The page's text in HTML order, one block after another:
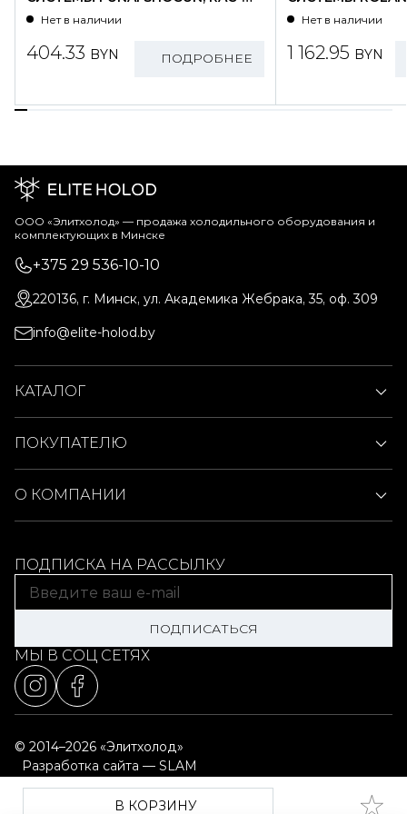
В КОРЗИНУ
SG25HP.D01/S
Нет в наличии
404.33 BYN ПОДРОБНЕЕ
WZ09HSS/N1-
Нет в наличии
1 162.95 BYN
ООО «Элитхолод» ― продажа холодильного оборудования и
комплектующих в Минске
+375 29 536-10-10
220136, г. Минск, ул. Академика Жебрака, 35, оф. 309
info@elite-holod.by
КАТАЛОГ
ПОКУПАТЕЛЮ
О КОМПАНИИ
ПОДПИСКА НА РАССЫЛКУ
ПОДПИСАТЬСЯ
МЫ В СОЦ СЕТЯХ
© 2014–2026 «Элитхолод»
Разработка сайта — SLAM
Выбор настроек cookie